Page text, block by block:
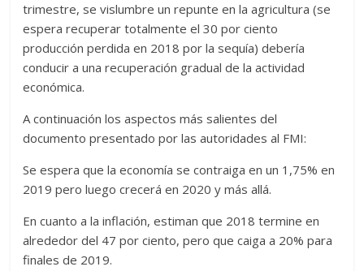
trimestre, se vislumbre un repunte en la agricultura (se
espera recuperar totalmente el 30 por ciento
producción perdida en 2018 por la sequía) debería
conducir a una recuperación gradual de la actividad
económica.
A continuación los aspectos más salientes del
documento presentado por las autoridades al FMI:
Se espera que la economía se contraiga en un 1,75% en
2019 pero luego crecerá en 2020 y más allá.
En cuanto a la inflación, estiman que 2018 termine en
alrededor del 47 por ciento, pero que caiga a 20% para
finales de 2019.